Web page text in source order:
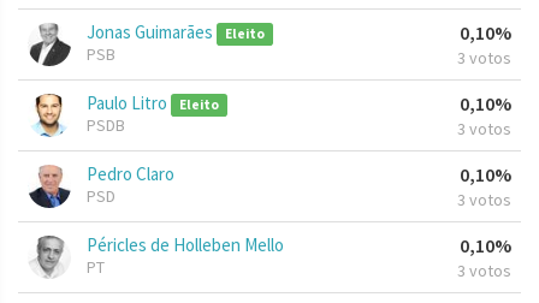
Jonas Guimarães Eleito
PSB
0,10%
3 votos
Paulo Litro Eleito
PSDB
0,10%
3 votos
Pedro Claro
PSD
0,10%
3 votos
Péricles de Holleben Mello
PT
0,10%
3 votos